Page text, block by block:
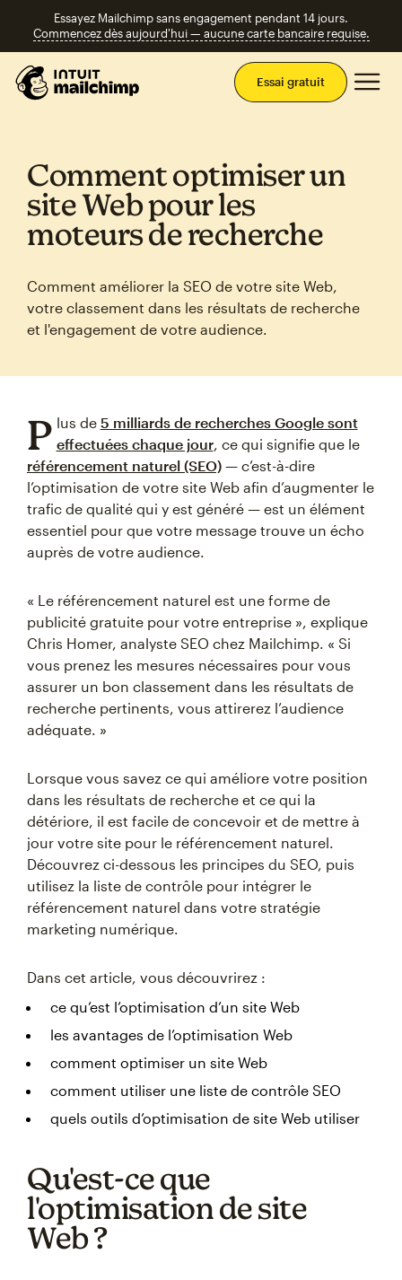
Essayez Mailchimp sans engagement pendant 14 jours.
Commencez dès aujourd'hui — aucune carte bancaire requise.
Essai gratuit
Comment optimiser un
site Web pour les
moteurs de recherche
Comment améliorer la SEO de votre site Web,
votre classement dans les résultats de recherche
et l'engagement de votre audience.
P lus de 5 milliards de recherches Google sont
effectuées chaque jour, ce qui signifie que le
référencement naturel (SEO) — c’est-à-dire
l’optimisation de votre site Web afin d’augmenter le
trafic de qualité qui y est généré — est un élément
essentiel pour que votre message trouve un écho
auprès de votre audience.
« Le référencement naturel est une forme de
publicité gratuite pour votre entreprise », explique
Chris Homer, analyste SEO chez Mailchimp. « Si
vous prenez les mesures nécessaires pour vous
assurer un bon classement dans les résultats de
recherche pertinents, vous attirerez l’audience
adéquate. »
Lorsque vous savez ce qui améliore votre position
dans les résultats de recherche et ce qui la
détériore, il est facile de concevoir et de mettre à
jour votre site pour le référencement naturel.
Découvrez ci-dessous les principes du SEO, puis
utilisez la liste de contrôle pour intégrer le
référencement naturel dans votre stratégie
marketing numérique.
Dans cet article, vous découvrirez :
ce qu’est l’optimisation d’un site Web
les avantages de l’optimisation Web
comment optimiser un site Web
comment utiliser une liste de contrôle SEO
quels outils d’optimisation de site Web utiliser
Qu'est-ce que
l'optimisation de site
Web ?